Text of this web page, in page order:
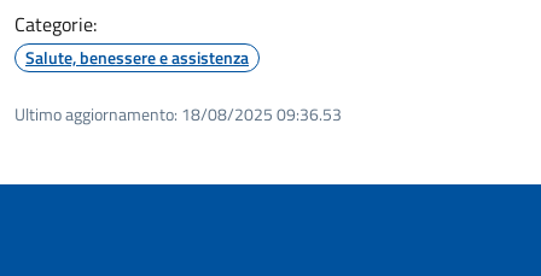
Categorie:
Salute, benessere e assistenza
Ultimo aggiornamento: 18/08/2025 09:36.53